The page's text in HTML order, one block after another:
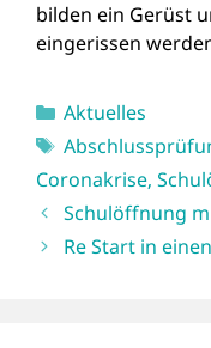
bilden ein Gerüst
eingerissen
Kategorien
Aktuelles
Schlagwörter
Coronakrise,
Schulöffnung
Re Start in